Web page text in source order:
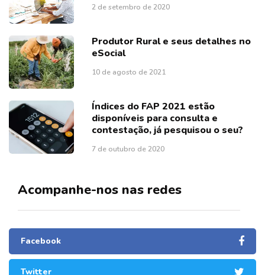
2 de setembro de 2020
Produtor Rural e seus detalhes no
eSocial
10 de agosto de 2021
Índices do FAP 2021 estão
disponíveis para consulta e
contestação, já pesquisou o seu?
7 de outubro de 2020
Acompanhe-nos nas redes
Facebook
Twitter